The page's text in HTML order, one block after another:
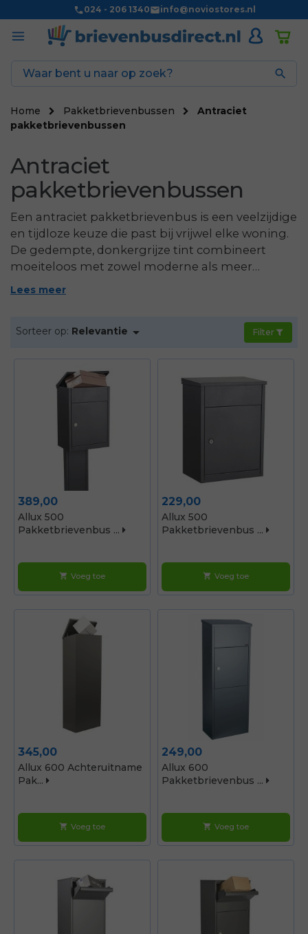
024 - 206 1340 info@noviostores.nl

Home Pakketbrievenbussen
Antraciet
pakketbrievenbussen
Antraciet
pakketbrievenbussen
Een antraciet pakketbrievenbus is een veelzijdige
en tijdloze keuze die past bij vrijwel elke woning.
De gedempte, donkergrijze tint combineert
moeiteloos met zowel moderne als meer
traditionele gevels en geeft uw voordeur een
pakketbrievenbussen, met keuze uit
Lees meer
Sorteer op: Relevantie  Filter
Prijs
389,00
Allux 500
Pakketbrievenbus ...
shopping_cart Voeg toe
Prijs
229,00
Allux 500
Pakketbrievenbus ...
shopping_cart Voeg toe
Prijs
345,00
Allux 600 Achteruitname
Pak...
shopping_cart Voeg toe
Prijs
249,00
Allux 600
Pakketbrievenbus ...
shopping_cart Voeg toe